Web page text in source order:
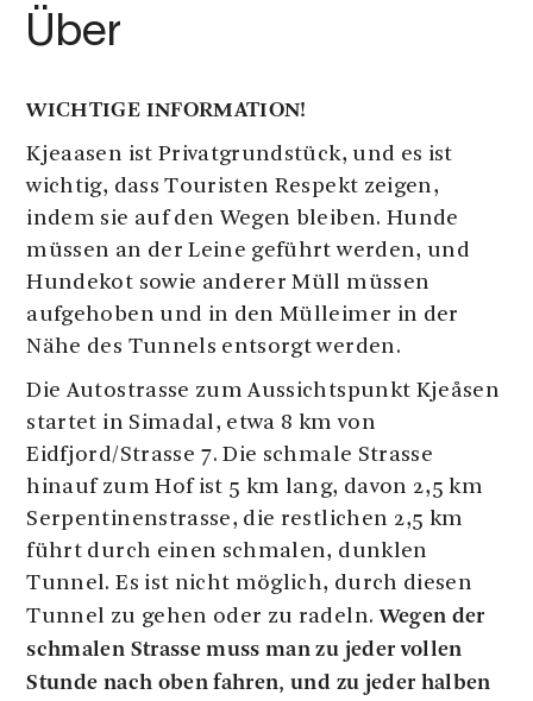
Über
WICHTIGE INFORMATION!
Kjeaasen ist Privatgrundstück, und es ist
wichtig, dass Touristen Respekt zeigen,
indem sie auf den Wegen bleiben. Hunde
müssen an der Leine geführt werden, und
Hundekot sowie anderer Müll müssen
aufgehoben und in den Mülleimer in der
Nähe des Tunnels entsorgt werden.
Die Autostrasse zum Aussichtspunkt Kjeåsen
startet in Simadal, etwa 8 km von
Eidfjord/Strasse 7. Die schmale Strasse
hinauf zum Hof ist 5 km lang, davon 2,5 km
Serpentinenstrasse, die restlichen 2,5 km
führt durch einen schmalen, dunklen
Tunnel. Es ist nicht möglich, durch diesen
Tunnel zu gehen oder zu radeln.Wegen der
schmalen Strasse muss man zu jeder vollen
Stunde nach oben fahren, und zu jeder halben